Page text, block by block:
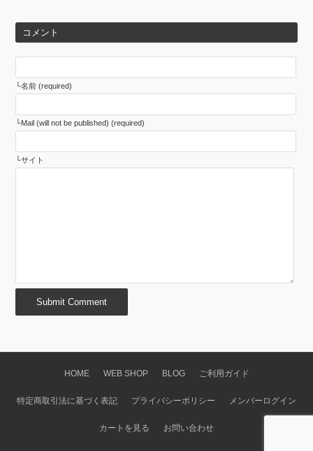
o
o
k
コメント
名前 (required)
Mail (will not be published) (required)
サイト
HOME WEB SHOP BLOG ご利用ガイド
特定商取引法に基づく表記 プライバシーポリシー メンバーログイン
カートを見る お問い合わせ